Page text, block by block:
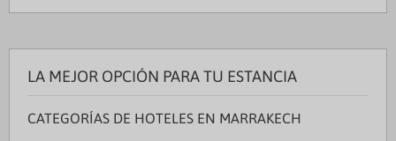
LA MEJOR OPCIÓN PARA TU ESTANCIA
CATEGORÍAS DE HOTELES EN MARRAKECH